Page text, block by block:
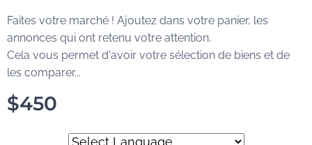
Faites votre marché ! Ajoutez dans votre panier, les
annonces qui ont retenu votre attention.
Cela vous permet d'avoir votre sélection de biens et de
les comparer...
$450